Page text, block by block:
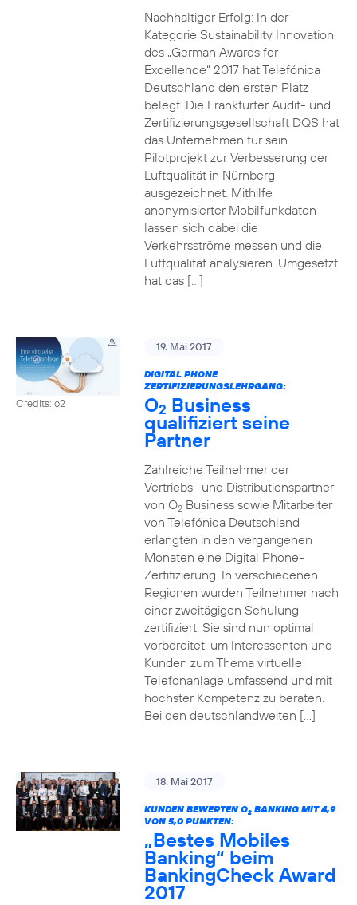
Nachhaltiger Erfolg: In der
Kategorie Sustainability Innovation
des „German Awards for
Excellence“ 2017 hat Telefónica
Deutschland den ersten Platz
belegt. Die Frankfurter Audit- und
Zertifizierungsgesellschaft DQS hat
das Unternehmen für sein
Pilotprojekt zur Verbesserung der
Luftqualität in Nürnberg
ausgezeichnet. Mithilfe
anonymisierter Mobilfunkdaten
lassen sich dabei die
Verkehrsströme messen und die
Luftqualität analysieren. Umgesetzt
hat das […]
Credits: o2
19. Mai 2017
DIGITAL PHONE
ZERTIFIZIERUNGSLEHRGANG:
O2 Business
qualifiziert seine
Partner
Zahlreiche Teilnehmer der
Vertriebs- und Distributionspartner
von O2Business sowie Mitarbeiter
von Telefónica Deutschland
erlangten in den vergangenen
Monaten eine Digital Phone-
Zertifizierung. In verschiedenen
Regionen wurden Teilnehmer nach
einer zweitägigen Schulung
zertifiziert. Sie sind nun optimal
vorbereitet, um Interessenten und
Kunden zum Thema virtuelle
Telefonanlage umfassend und mit
höchster Kompetenz zu beraten.
Bei den deutschlandweiten […]
18. Mai 2017
KUNDEN BEWERTEN O2BANKING MIT 4,9
VON 5,0 PUNKTEN:
„Bestes Mobiles
Banking“ beim
BankingCheck Award
2017